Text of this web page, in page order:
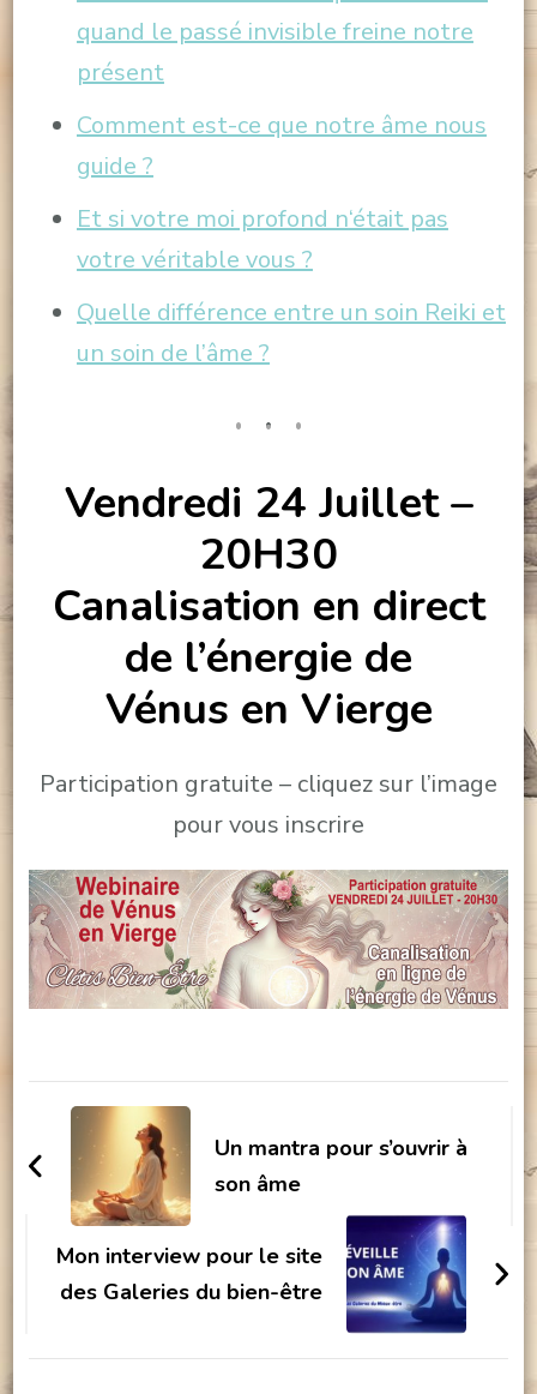
quand le passé invisible freine notre
présent
Comment est-ce que notre âme nous
guide ?
Et si votre moi profond n‘était pas
votre véritable vous ?
Quelle différence entre un soin Reiki et
un soin de l’âme ?
Vendredi 24 Juillet –
20H30
Canalisation en direct
de l’énergie de
Vénus en Vierge
Participation gratuite – cliquez sur l’image
pour vous inscrire
Navigation
d'article
Un mantra pour s’ouvrir à
son âme
Mon interview pour le site
des Galeries du bien-être